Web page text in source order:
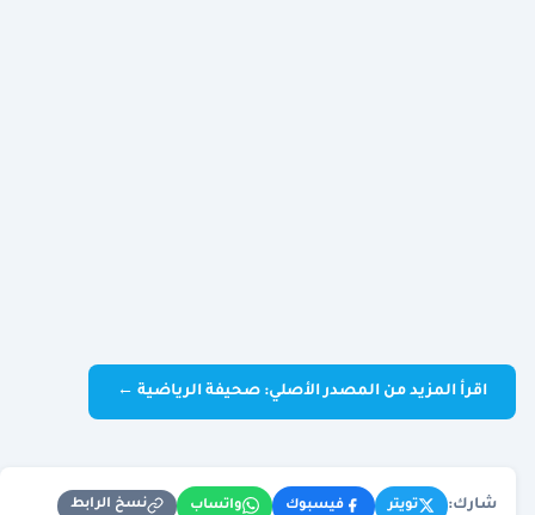
اقرأ المزيد من المصدر الأصلي: صحيفة الرياضية ←
شارك: تويتر فيسبوك واتساب نسخ الرابط